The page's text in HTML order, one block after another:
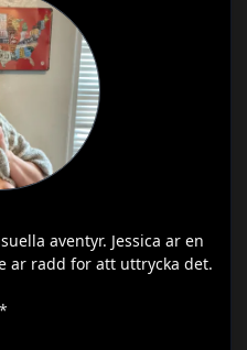
aventyr. Jessica ar en
ar radd for att uttrycka det.